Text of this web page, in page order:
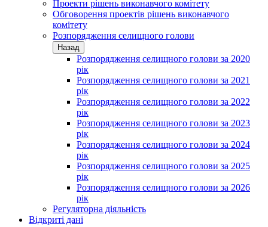
Проекти рішень виконавчого комітету
Обговорення проектів рішень виконавчого
комітету
Розпорядження селищного голови
Назад
Розпорядження селищного голови за 2020
рік
Розпорядження селищного голови за 2021
рік
Розпорядження селищного голови за 2022
рік
Розпорядження селищного голови за 2023
рік
Розпорядження селищного голови за 2024
рік
Розпорядження селищного голови за 2025
рік
Розпорядження селищного голови за 2026
рік
Регуляторна діяльність
Відкриті дані